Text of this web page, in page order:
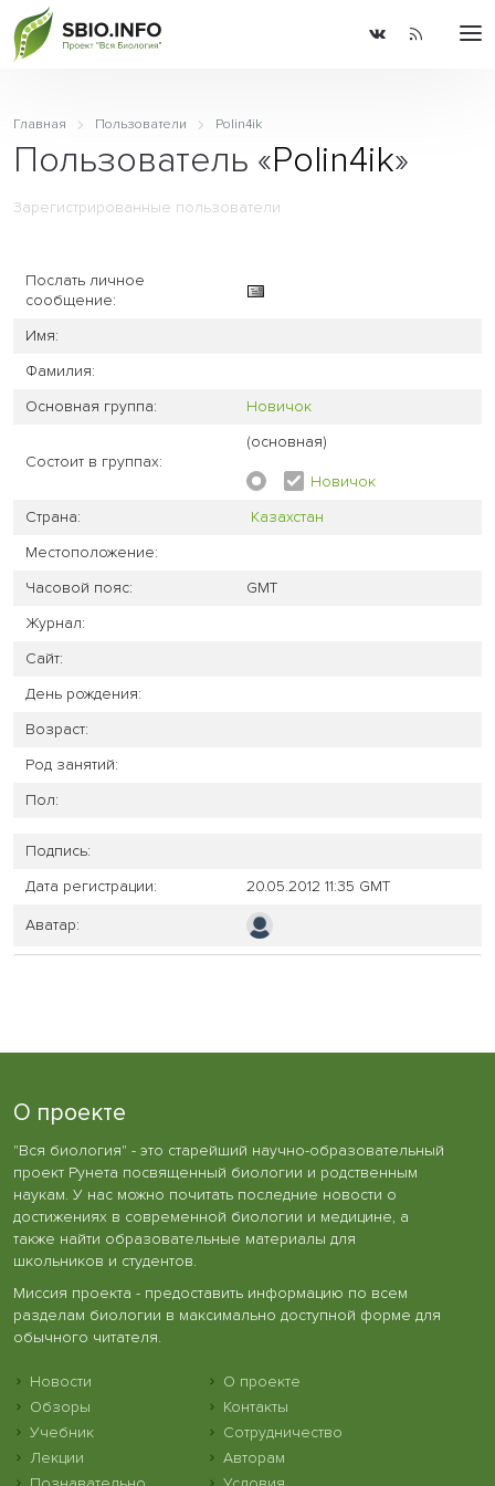
Главная Пользователи Polin4ik
Пользователь «Polin4ik»
Зарегистрированные пользователи
Послать личное
сообщение:
Имя:
Фамилия:
Основная группа:
Новичок
Состоит в группах:
(основная)
Новичок
Страна:
Казахстан
Местоположение:
Часовой пояс:
GMT
Журнал:
Сайт:
День рождения:
Возраст:
Род занятий:
Пол:
Подпись:
Дата регистрации:
20.05.2012 11:35 GMT
Аватар:
О проекте
"Вся биология" - это старейший научно-образовательный
проект Рунета посвященный биологии и родственным
наукам. У нас можно почитать последние новости о
достижениях в современной биологии и медицине, а
также найти образовательные материалы для
школьников и студентов.
Миссия проекта - предоставить информацию по всем
разделам биологии в максимально доступной форме для
обычного читателя.
Новости
Обзоры
Учебник
Лекции
О проекте
Контакты
Сотрудничество
Авторам